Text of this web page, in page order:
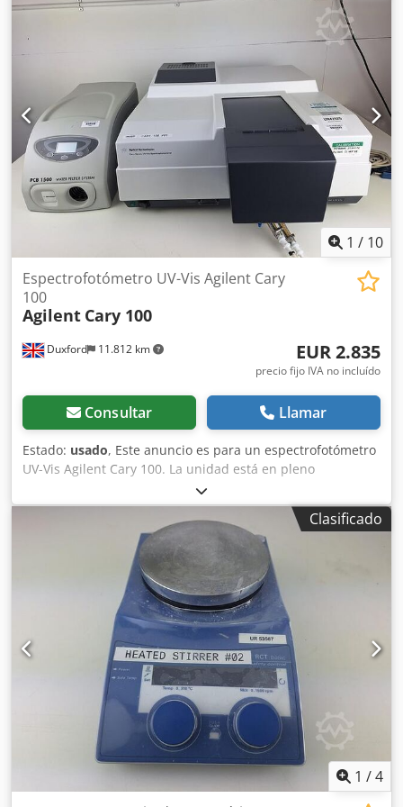
(según modelo) - Precisión de temperatura: ±0,5°C -
Estabilidad de temperatura: ±0,1°C - Uniformidad de
temperatura: ±1,0°C - Tasa máxima de enfriamiento:
10°C/min - Tiempo máximo
1 / 10
Duxford 11.812 km
Espectrofotómetro UV-Vis Agilent Cary
100
Agilent Cary 100
EUR 2.835
precio fijo IVA no incluído
Consultar Llamar
Estado: usado, Este anuncio es para un espectrofotómetro
UV-Vis Agilent Cary 100. La unidad está en pleno
funcionamiento y lista para entrega inmediata. El equipo
se suministra junto con un sistema Agilent PCB 1500 Water
Peltier. El espectrofotómetro Agilent Cary 100 UV-Vis es un
instrumento altamente versátil y rentable, diseñado para
una amplia gama de aplicaciones de laboratorio, lo que lo
convierte en una excelente opción para investigaciones de
rutina en diversos campos como química, bioquímica y
ciencia de materiales. Características principales: - Diseño
de doble haz: Esta configuración mejora la precisión y
exactitud al permitir la medición simultánea de la muestra
y la referencia, mitigando el impacto de fluctuaciones en la
fuente de luz. - Rango de longitud de onda: Opera en un
amplio rango de 190 a 900 nm, adecuado para
aplicaciones que requieren mediciones tanto en el
espectro ultravioleta como visible. - Ancho de banda
espectral variable: El ancho de banda puede ajustarse
hasta 0,2 nm mediante rendijas variables, permitiendo
Clasificado
1 /4